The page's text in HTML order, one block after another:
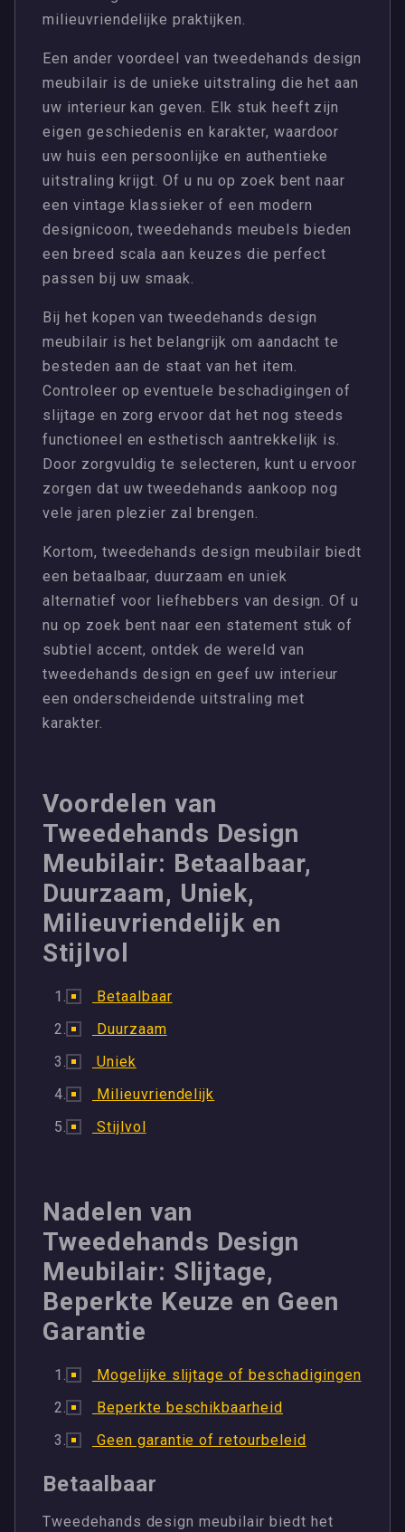
milieuvriendelijke praktijken.
Een ander voordeel van tweedehands design
meubilair is de unieke uitstraling die het aan
uw interieur kan geven. Elk stuk heeft zijn
eigen geschiedenis en karakter, waardoor
uw huis een persoonlijke en authentieke
uitstraling krijgt. Of u nu op zoek bent naar
een vintage klassieker of een modern
designicoon, tweedehands meubels bieden
een breed scala aan keuzes die perfect
passen bij uw smaak.
Bij het kopen van tweedehands design
meubilair is het belangrijk om aandacht te
besteden aan de staat van het item.
Controleer op eventuele beschadigingen of
slijtage en zorg ervoor dat het nog steeds
functioneel en esthetisch aantrekkelijk is.
Door zorgvuldig te selecteren, kunt u ervoor
zorgen dat uw tweedehands aankoop nog
vele jaren plezier zal brengen.
Kortom, tweedehands design meubilair biedt
een betaalbaar, duurzaam en uniek
alternatief voor liefhebbers van design. Of u
nu op zoek bent naar een statement stuk of
subtiel accent, ontdek de wereld van
tweedehands design en geef uw interieur
een onderscheidende uitstraling met
karakter.
Voordelen van
Tweedehands Design
Meubilair: Betaalbaar,
Duurzaam, Uniek,
Milieuvriendelijk en
Stijlvol
Betaalbaar
Duurzaam
Uniek
Milieuvriendelijk
Stijlvol
Nadelen van
Tweedehands Design
Meubilair: Slijtage,
Beperkte Keuze en Geen
Garantie
Mogelijke slijtage of beschadigingen
Beperkte beschikbaarheid
Geen garantie of retourbeleid
Betaalbaar
Tweedehands design meubilair biedt het